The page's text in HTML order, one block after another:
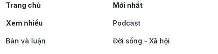
Trang chủ Mới nhất
Xem nhiều Podcast
Bàn và luận Đời sống - Xã hội